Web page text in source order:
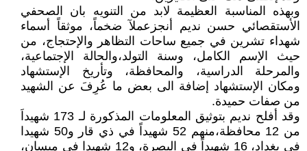
وبهذه المناسبة العظيمة لابد من التنويه بان الصحفي
الأستقصائي حسن نديم أنجزعملآ ضخماً، موثقاً أسماء
شهداء تشرين في جميع ساحات التظاهر والإحتجاج، من
حيث الإسم الكامل، وسنة التولد،والحالة الإجتماعية،
والمرحلة الدراسية، والمحافظة، وتأريخ الإستشهاد
ومكان الإستشهاد إضافة الى بعض ما عُرِفَ عن الشهيد
من صفات حميدة.
وقد أفلح نديم بتوثيق المعلومات المذكورة لـ 173 شهيداَ
من 12 محافظة،منهم 52 شهيداً في ذي قار و50 شهيدا
في بغداد، 16 شهيداً في البصرة، و12 شهيدا في ميسان،